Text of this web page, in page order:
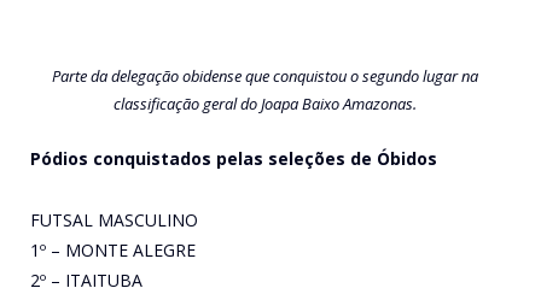
Parte da delegação obidense que conquistou o segundo lugar na
classificação geral do Joapa Baixo Amazonas.
Pódios conquistados pelas seleções de Óbidos
FUTSAL MASCULINO
1º – MONTE ALEGRE
2º – ITAITUBA